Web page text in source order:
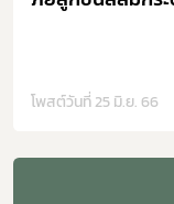
โพสต์วันที่ 25 มิ.ย. 66